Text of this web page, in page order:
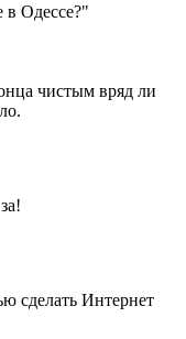
в Одессе?"
чистым вряд ли
сделать Интернет